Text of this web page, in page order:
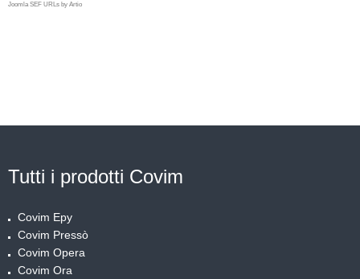
Joomla SEF URLs by Artio
Tutti i prodotti Covim
Covim Epy
Covim Pressò
Covim Opera
Covim Ora